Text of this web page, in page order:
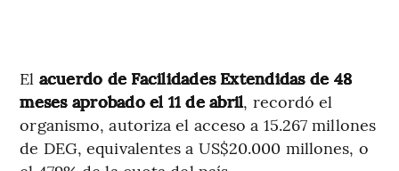
El acuerdo de Facilidades Extendidas de 48
meses aprobado el 11 de abril, recordó el
organismo, autoriza el acceso a 15.267 millones
de DEG, equivalentes a US$20.000 millones, o